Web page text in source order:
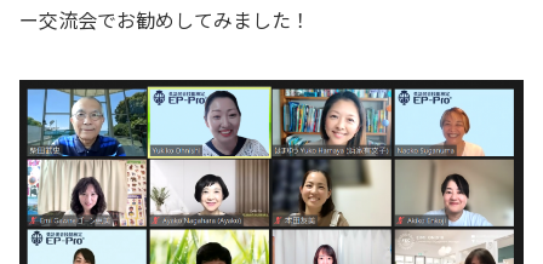
ー交流会でお勧めしてみました！